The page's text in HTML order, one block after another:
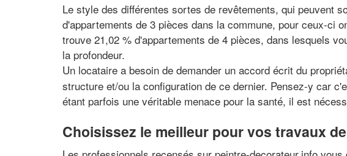
Le style des différentes sortes de revêtements, qui peuvent
d'appartements de 3 pièces dans la commune, pour ceux-ci
trouve 21,02 % d'appartements de 4 pièces, dans lesquels
la profondeur.
Un locataire a besoin de demander un accord écrit du
structure et/ou la configuration de ce dernier. Pensez-y car
étant parfois une véritable menace pour la santé, il est
Choisissez le meilleur pour vos travaux